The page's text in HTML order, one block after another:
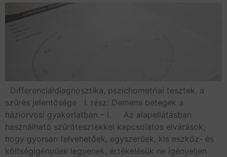
Differenciáldiagnosztika, pszichometriai tesztek, a
szűrés jelentősége I. rész: Demens betegek a
háziorvosi gyakorlatban – I. Az alapellátásban
használható szűrőtesztekkel kapcsolatos elvárások,
hogy gyorsan felvehetőek, egyszerűek, kis eszköz- és
költségigényűek legyenek, értékelésük ne igényeljen